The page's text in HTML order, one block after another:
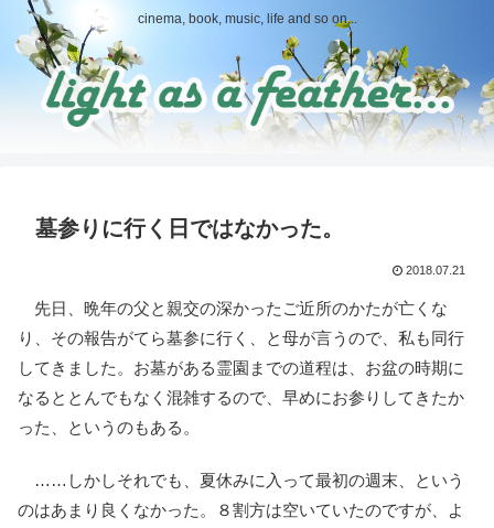
cinema, book, music, life and so on...
墓参りに行く日ではなかった。
2018.07.21
先日、晩年の父と親交の深かったご近所のかたが亡くな
り、その報告がてら墓参に行く、と母が言うので、私も同行
してきました。お墓がある霊園までの道程は、お盆の時期に
なるととんでもなく混雑するので、早めにお参りしてきたか
った、というのもある。
……しかしそれでも、夏休みに入って最初の週末、という
のはあまり良くなかった。８割方は空いていたのですが、よ